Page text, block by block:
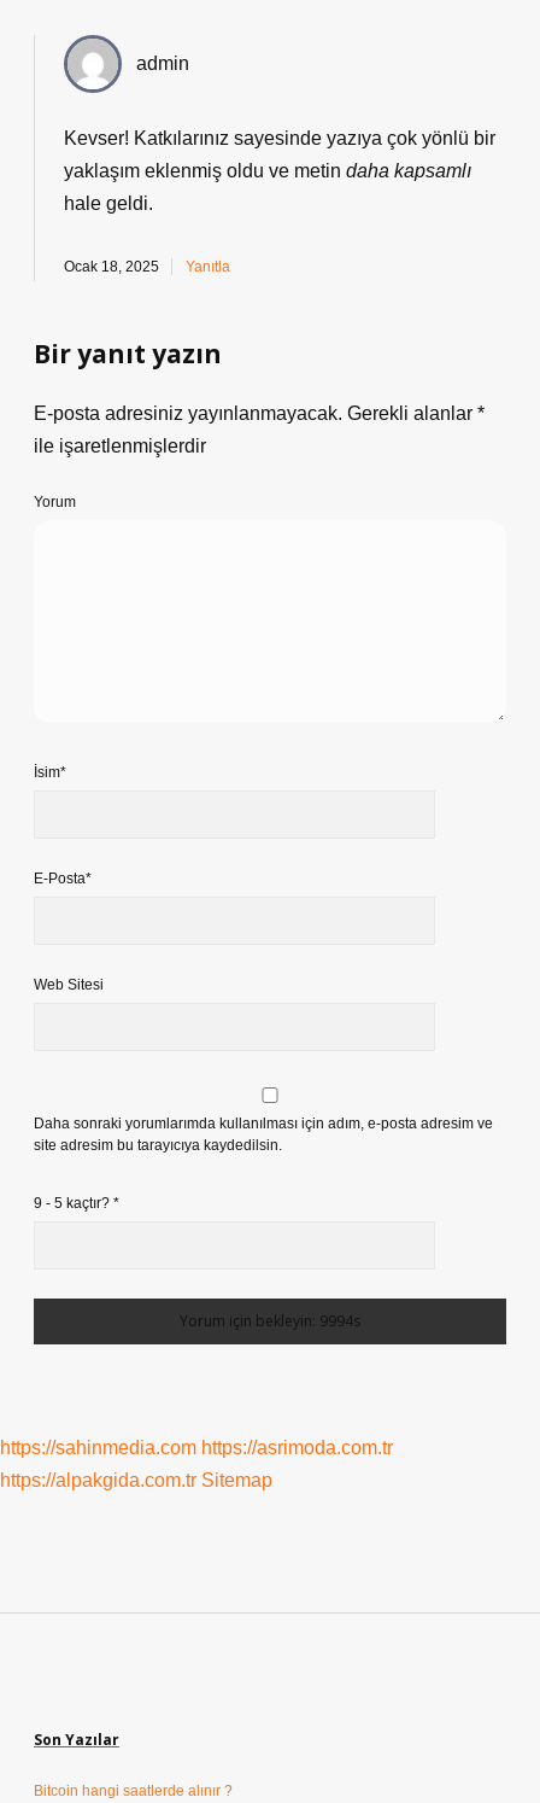
admin
Kevser! Katkılarınız sayesinde yazıya çok yönlü bir
yaklaşım eklenmiş oldu ve metin daha kapsamlı
hale geldi.
Ocak 18, 2025 Yanıtla
Bir yanıt yazın
E-posta adresiniz yayınlanmayacak. Gerekli alanlar *
ile işaretlenmişlerdir
Yorum
İsim*
E-Posta*
Web Sitesi
Daha sonraki yorumlarımda kullanılması için adım, e-posta adresim ve
site adresim bu tarayıcıya kaydedilsin.
9 - 5 kaçtır? *
https://sahinmedia.com https://asrimoda.com.tr
https://alpakgida.com.tr Sitemap
Son Yazılar
Bitcoin hangi saatlerde alınır ?